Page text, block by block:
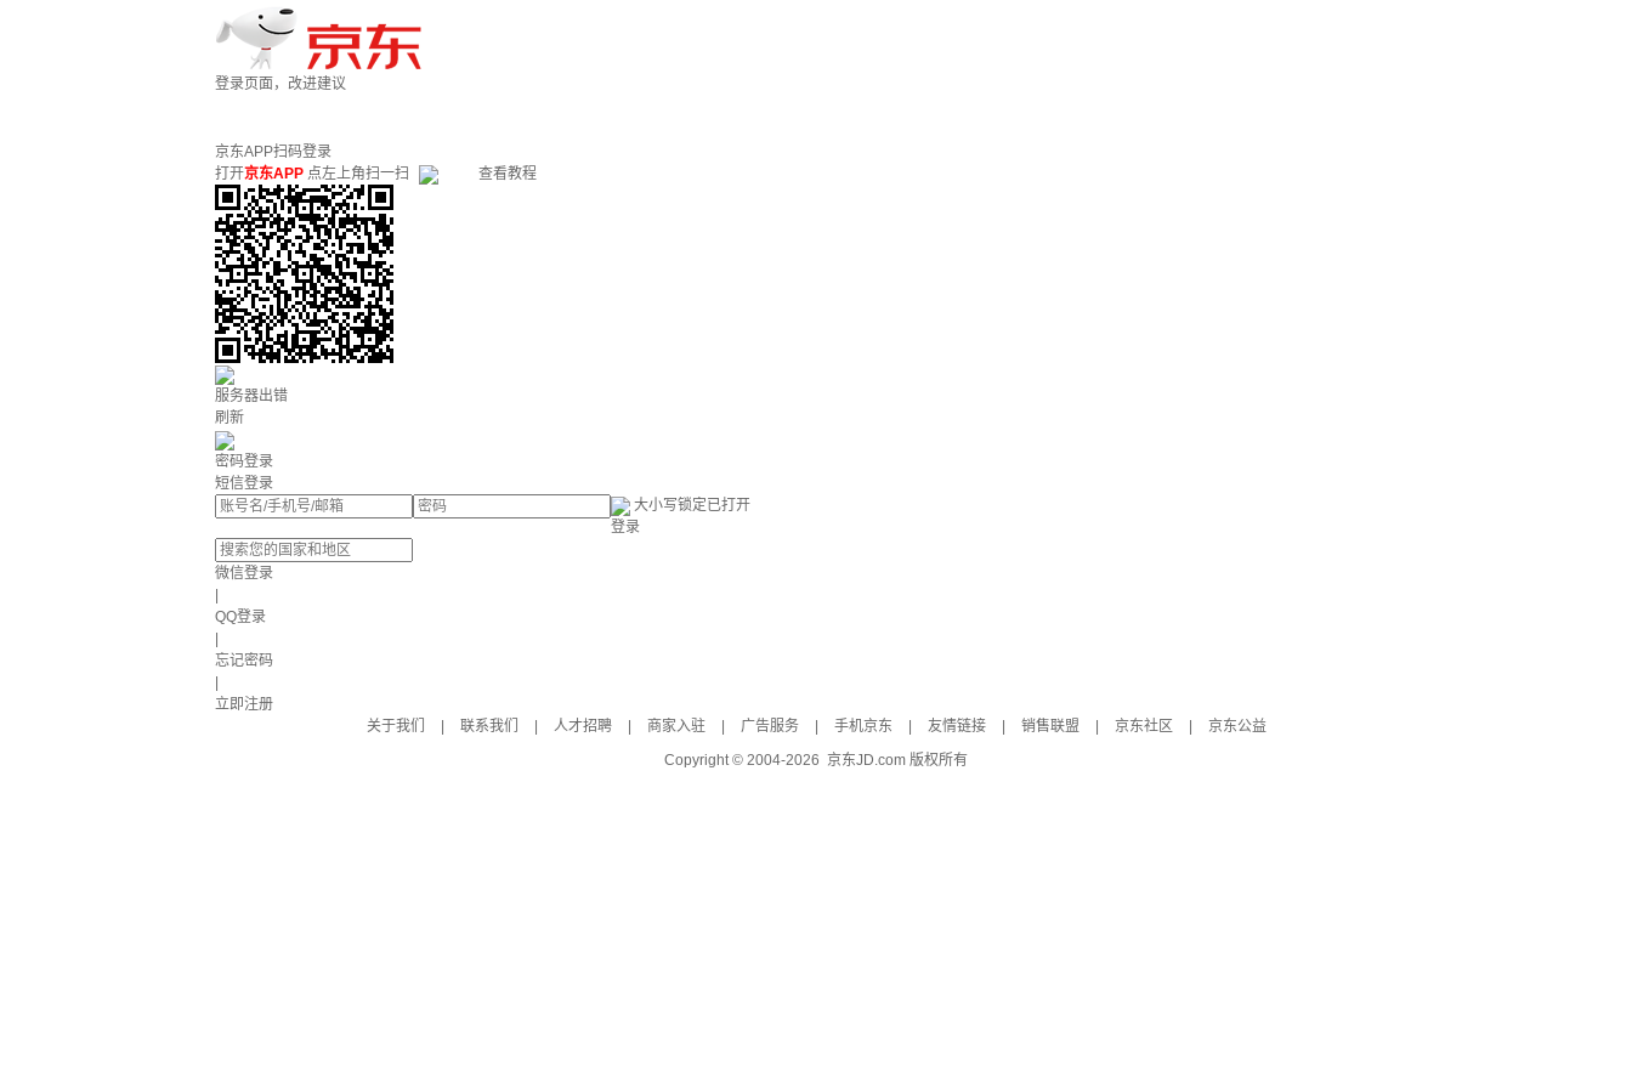
登录页面，改进建议
京东APP扫码登录
打开京东APP 点左上角扫一扫 查看教程
服务器出错
刷新
密码登录
短信登录
大小写锁定已打开
登录
微信登录
QQ登录
忘记密码
立即注册
关于我们
联系我们 人才招聘 商家入驻 广告服务 手机京东 友情链接 销售联盟 京东社区
京东公益
Copyright © 2004-2026 京东JD.com 版权所有